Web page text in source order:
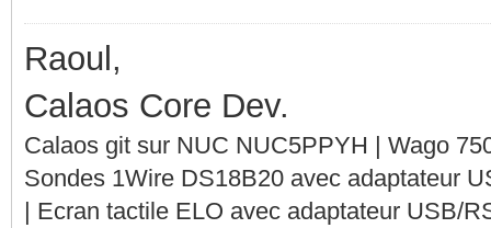
Raoul,
Calaos Core Dev.
Calaos git sur NUC NUC5PPYH | Wago
Sondes 1Wire DS18B20 avec adaptateur
| Ecran tactile ELO avec adaptateur USB/